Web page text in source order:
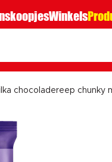
Winkels
chocoladereep chunky